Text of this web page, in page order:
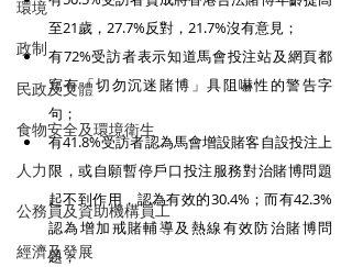
環境
政制
民政及文體
食物安全及環境衛生
人力
公務員及資助機構員工
經濟及發展
至21歲，27.7%反對，21.7%沒有意見；
有72%受訪者表示知道馬會投注站及網頁都
寫有「切勿沉迷賭博」具阻嚇性的警告字
句；
有41.8%受訪者認為馬會增設賭客自設投注上
限，或自願暫停戶口投注服務對治賭博問題
起不到作用，認為有效的30.4%；而有42.3%
認為增加戒賭輔導及熱線有效防治賭博問
題；